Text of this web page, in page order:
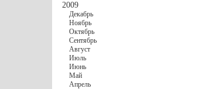
2009
Декабрь
Ноябрь
Октябрь
Сентябрь
Август
Июль
Июнь
Май
Апрель